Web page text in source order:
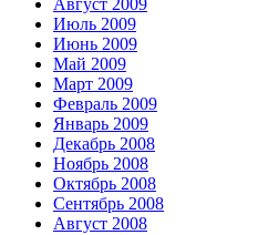
Август 2009
Июль 2009
Июнь 2009
Май 2009
Март 2009
Февраль 2009
Январь 2009
Декабрь 2008
Ноябрь 2008
Октябрь 2008
Сентябрь 2008
Август 2008